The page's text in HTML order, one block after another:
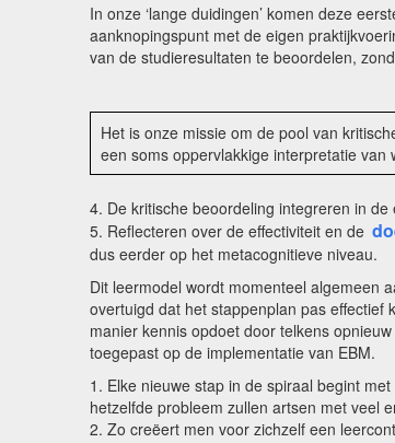
In onze ‘lange duidingen’ komen deze
aanknopingspunt met de eigen
van de studieresultaten te beoordelen,
Het is onze missie om de pool van
een soms oppervlakkige interpretatie van
4. De kritische beoordeling integreren in
5. Reflecteren over de effectiviteit en de
dus eerder op het metacognitieve niveau.
Dit leermodel wordt momenteel algemeen
overtuigd dat het stappenplan pas effectief
manier kennis opdoet door telkens
toegepast op de implementatie van EBM.
1. Elke nieuwe stap in de spiraal begint
hetzelfde probleem zullen artsen met veel
2. Zo creëert men voor zichzelf een